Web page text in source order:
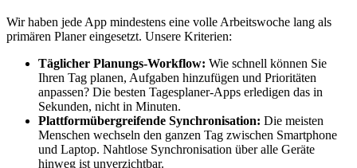
Wir haben jede App mindestens eine volle Arbeitswoche lang als
primären Planer eingesetzt. Unsere Kriterien:
Täglicher Planungs-Workflow: Wie schnell können Sie
Ihren Tag planen, Aufgaben hinzufügen und Prioritäten
anpassen? Die besten Tagesplaner-Apps erledigen das in
Sekunden, nicht in Minuten.
Plattformübergreifende Synchronisation: Die meisten
Menschen wechseln den ganzen Tag zwischen Smartphone
und Laptop. Nahtlose Synchronisation über alle Geräte
hinweg ist unverzichtbar.